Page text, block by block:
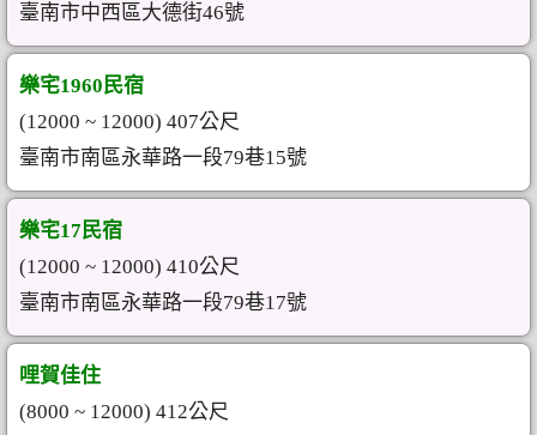
臺南市中西區大德街46號
樂宅1960民宿
(12000 ~ 12000) 407公尺
臺南市南區永華路一段79巷15號
樂宅17民宿
(12000 ~ 12000) 410公尺
臺南市南區永華路一段79巷17號
哩賀佳住
(8000 ~ 12000) 412公尺